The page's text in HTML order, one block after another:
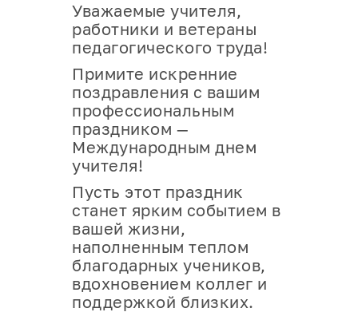
Уважаемые учителя,
работники и ветераны
педагогического труда!
Примите искренние
поздравления с вашим
профессиональным
праздником —
Международным днем
учителя!
Пусть этот праздник
станет ярким событием в
вашей жизни,
наполненным теплом
благодарных учеников,
вдохновением коллег и
поддержкой близких.